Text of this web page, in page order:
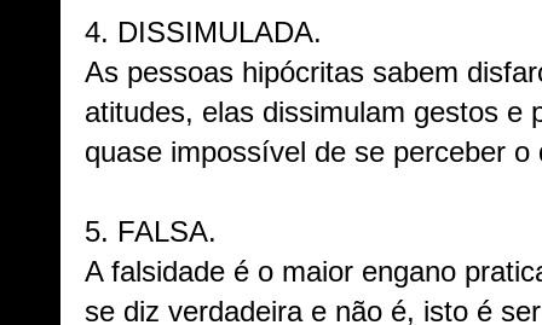
4. DISSIMULADA.
As pessoas hipócritas sabem
atitudes, elas dissimulam gestos e
quase impossível de se perceber
5. FALSA.
A falsidade é o maior engano
se diz verdadeira e não é, isto é